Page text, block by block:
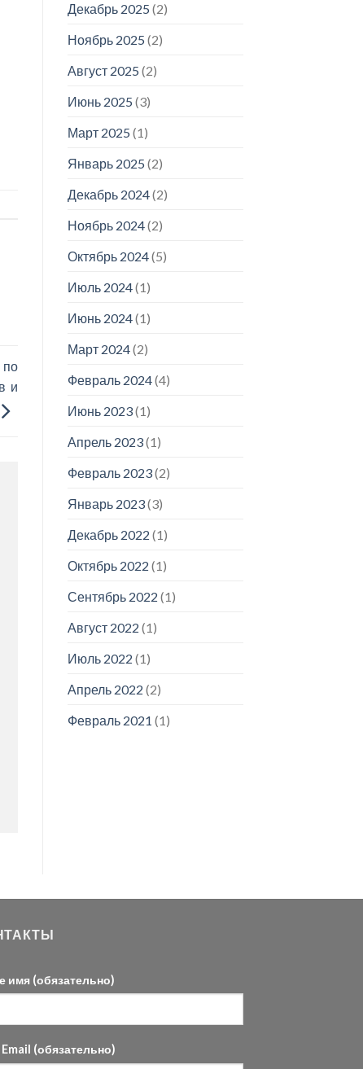
по
и
Декабрь 2025 (2)
Ноябрь 2025 (2)
Август 2025 (2)
Июнь 2025 (3)
Март 2025 (1)
Январь 2025 (2)
Декабрь 2024(2)
Ноябрь 2024(2)
Октябрь 2024(5)
Июль 2024(1)
Июнь 2024(1)
Март 2024(2)
Февраль 2024(4)
Июнь 2023(1)
Апрель 2023(1)
Февраль 2023(2)
Январь 2023(3)
Декабрь 2022 (1)
Октябрь 2022 (1)
Сентябрь 2022 (1)
Август 2022 (1)
Июль 2022 (1)
Апрель 2022 (2)
Февраль 2021 (1)
имя (обязательно)
(обязательно)